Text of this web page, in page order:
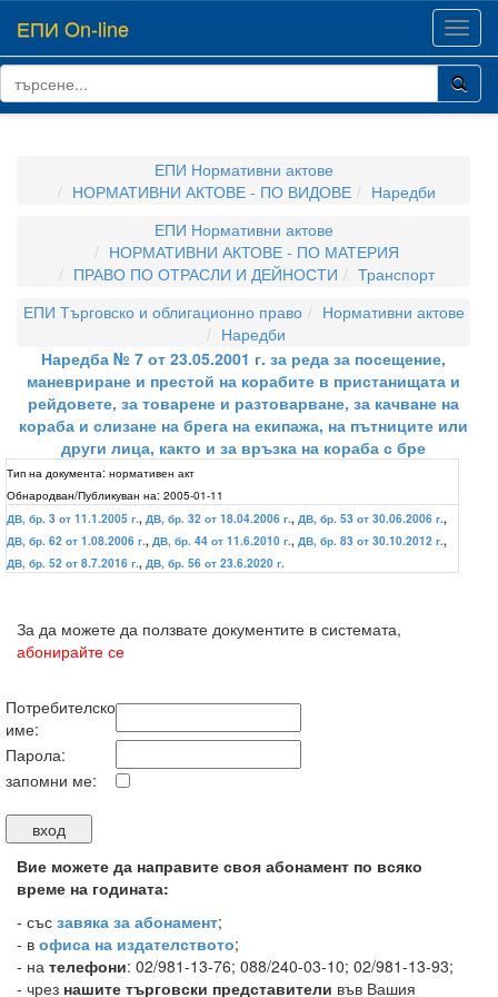
ЕПИ On-line
ЕПИ Нормативни актове
НОРМАТИВНИ АКТОВЕ - ПО ВИДОВЕ
Наредби
ЕПИ Нормативни актове
НОРМАТИВНИ АКТОВЕ - ПО МАТЕРИЯ
ПРАВО ПО ОТРАСЛИ И ДЕЙНОСТИ
Транспорт
ЕПИ Търговско и облигационно право
Нормативни актове
Наредби
Наредба № 7 от 23.05.2001 г. за реда за посещение,
маневриране и престой на корабите в пристанищата и
рейдовете, за товарене и разтоварване, за качване на
кораба и слизане на брега на екипажа, на пътниците или
други лица, както и за връзка на кораба с бре
Тип на документа: нормативен акт
Обнародван/Публикуван на: 2005-01-11
ДВ, бр. 3 от 11.1.2005 г., ДВ, бр. 32 от 18.04.2006 г., ДВ, бр. 53 от 30.06.2006 г.,
ДВ, бр. 62 от 1.08.2006 г., ДВ, бр. 44 от 11.6.2010 г., ДВ, бр. 83 от 30.10.2012 г.,
ДВ, бр. 52 от 8.7.2016 г., ДВ, бр. 56 от 23.6.2020 г.
За да можете да ползвате документите в системата,
абонирайте се
Потребителско
име:
Парола:
запомни ме:
Вие можете да направите своя абонамент по всяко
време на годината:
- със завяка за абонамент;
- в офиса на издателството;
- на телефони: 02/981-13-76; 088/240-03-10; 02/981-13-93;
- чрез нашите търговски представители във Вашия